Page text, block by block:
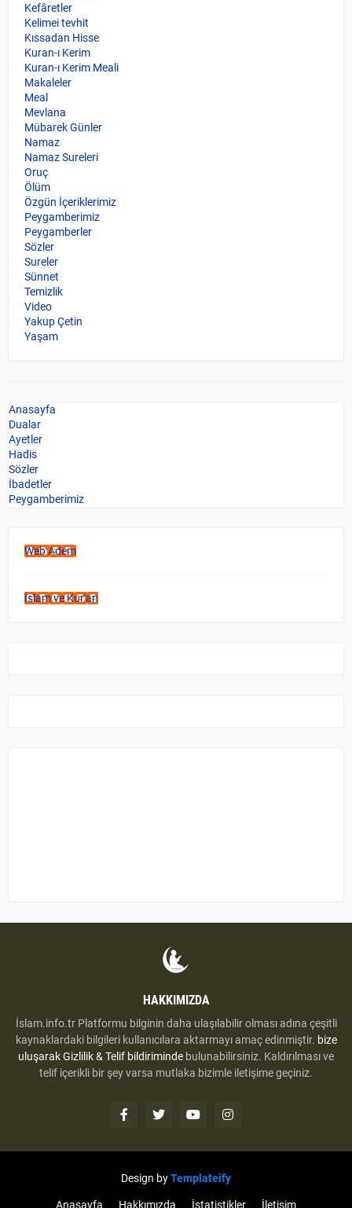
Kefâretler
Kelimei tevhit
Kıssadan Hisse
Kuran-ı Kerim
Kuran-ı Kerim Meali
Makaleler
Meal
Mevlana
Mübarek Günler
Namaz
Namaz Sureleri
Oruç
Ölüm
Özgün İçeriklerimiz
Peygamberimiz
Peygamberler
Sözler
Sureler
Sünnet
Temizlik
Video
Yakup Çetin
Yaşam
Anasayfa
Dualar
Ayetler
Hadis
Sözler
İbadetler
Peygamberimiz
Web Adem
İslam ve Kur'an
HAKKIMIZDA
İslam.info.tr Platformu bilginin daha ulaşılabilir olması adına çeşitli
kaynaklardaki bilgileri kullanıcılara aktarmayı amaç edinmiştir. bize
uluşarakGizlilik & Telif bildiriminde bulunabilirsiniz. Kaldırılması ve
telif içerikli bir şey varsa mutlaka bizimle iletişime geçiniz.
Design byTemplateify
Anasayfa Hakkımızda İstatistikler İletişim